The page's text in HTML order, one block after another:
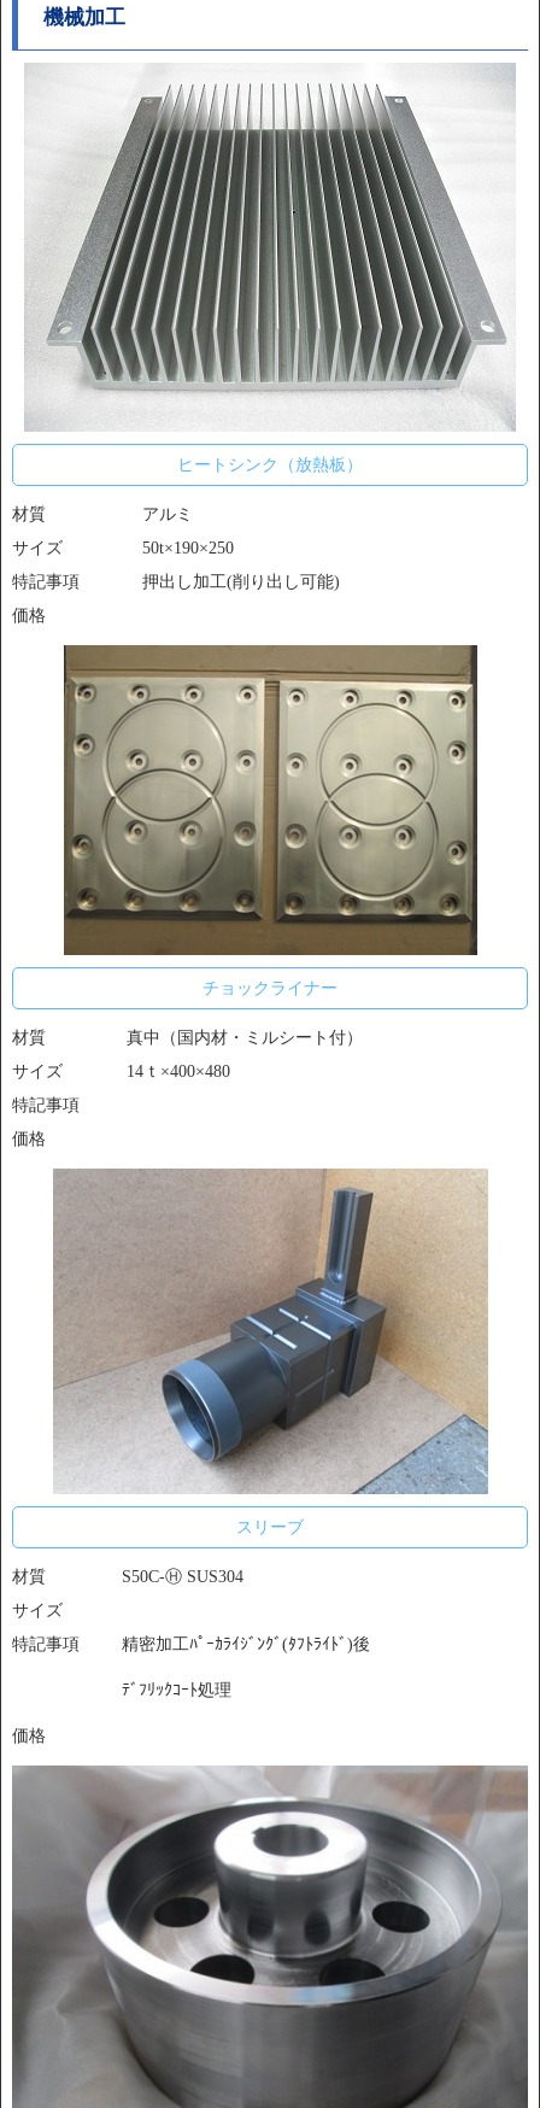
機械加工
ヒートシンク（放熱板）
材質
アルミ
サイズ
50t×190×250
特記事項
押出し加工(削り出し可能)
価格
チョックライナー
材質
真中（国内材・ミルシート付）
サイズ
14ｔ×400×480
特記事項
価格
スリーブ
材質
S50C-Ⓗ SUS304
サイズ
特記事項
精密加工ﾊﾟｰｶﾗｲｼﾞﾝｸﾞ(ﾀﾌﾄﾗｲﾄﾞ)後
ﾃﾞﾌﾘｯｸｺｰﾄ処理
価格